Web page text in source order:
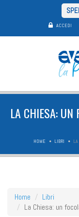
ACCEDI
LA CHIESA: UN
HOME LIBRI
Home
Libri
La Chiesa: un